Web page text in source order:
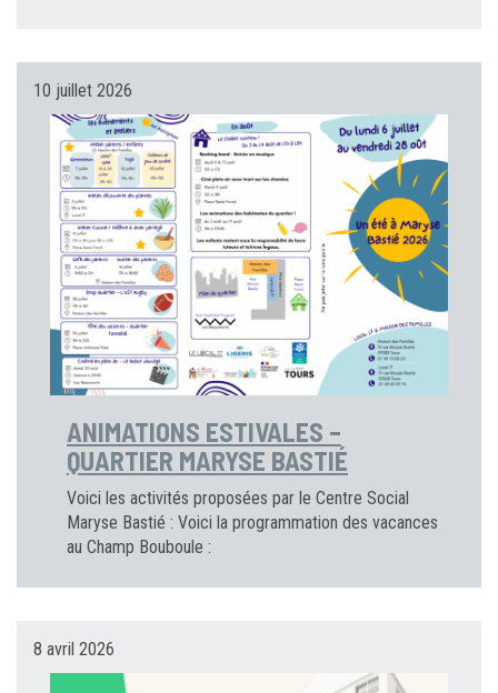
10 juillet 2026
ANIMATIONS ESTIVALES –
QUARTIER MARYSE BASTIÉ
Voici les activités proposées par le Centre Social
Maryse Bastié : Voici la programmation des vacances
au Champ Bouboule :
8 avril 2026